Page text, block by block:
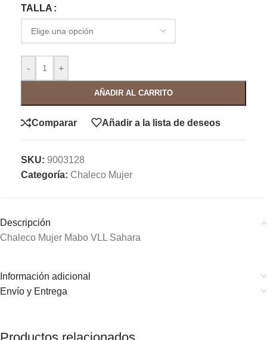
TALLA
- +
AÑADIR AL CARRITO
Comparar Añadir a la lista de deseos
SKU: 9003128
Categoría: Chaleco Mujer
Descripción
Chaleco Mujer Mabo VLL Sahara
Información adicional
Envío y Entrega